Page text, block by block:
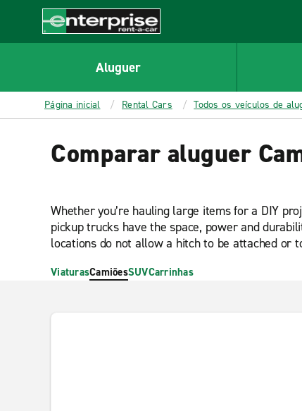
CONTENT
Enterprise
Aluguer
Página inicial Rental Cars Todos os veículos de
Comparar aluguer
Whether you’re hauling large items for a DIY
pickup trucks have the space, power and
locations do not allow a hitch to be attached or
ViaturasCamiõesSUVCarrinhas